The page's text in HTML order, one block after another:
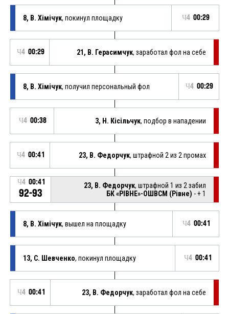
8, В. Хімічук, покинул площадку Ч4 00:29
Ч4 00:29 21, В. Герасимчук, заработал фол на себе
8, В. Хімічук, получил персональный фол Ч4 00:29
Ч4 00:38 3, Н. Кісільчук, подбор в нападении
Ч4 00:41 23, В. Федорчук, штрафной 2 из 2 промах
Ч4 00:41
92-93
23, В. Федорчук, штрафной 1 из 2 забил
БК «РІВНЕ»-ОШВСМ (Рівне) - + 1
8, В. Хімічук, вышел на площадку Ч4 00:41
13, С. Шевченко, покинул площадку Ч4 00:41
Ч4 00:41 23, В. Федорчук, заработал фол на себе